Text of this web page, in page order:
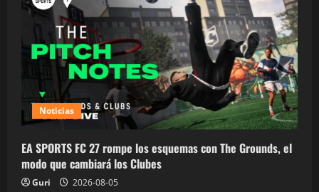
Noticias
EA SPORTS FC 27 rompe los esquemas con The Grounds, el
modo que cambiará los Clubes
Guri
2026-08-05